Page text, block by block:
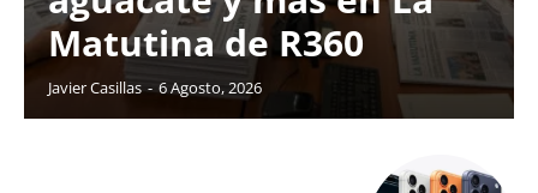
Matutina de R360
Javier Casillas - 6 Agosto, 2026